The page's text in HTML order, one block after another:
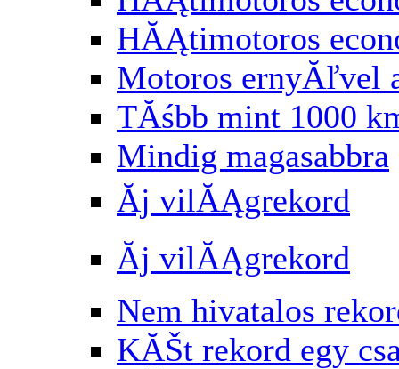
HĂĄtimotoros
Motoros ernyĂľvel
TĂśbb mint 1000
Mindig magasabbra
Ăj vilĂĄgrekord
Ăj vilĂĄgrekord
Nem hivatalos
KĂŠt rekord egy